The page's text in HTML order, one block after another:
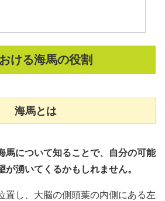
ける海馬の役割
海馬とは
馬について知ることで、自分の可能
が湧いてくるかもしれません。
置し、大脳の側頭葉の内側にある左